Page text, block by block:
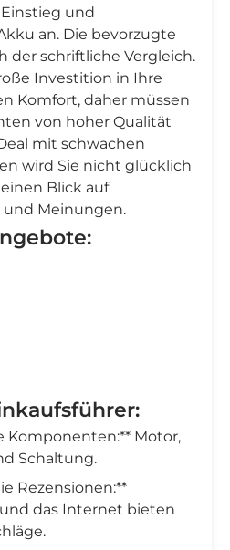
und
an. Die bevorzugte
der schriftliche Vergleich.
Investition in Ihre
Komfort, daher müssen
von hoher Qualität
mit schwachen
wird Sie nicht glücklich
Blick auf
Meinungen.
Komponenten:** Motor,
Schaltung.
Rezensionen:**
das Internet bieten